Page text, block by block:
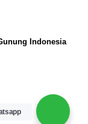
Indonesia